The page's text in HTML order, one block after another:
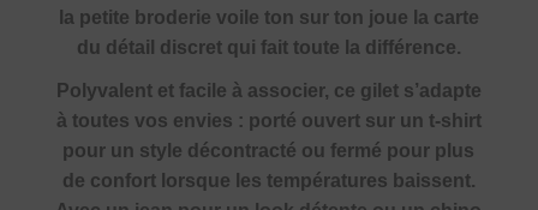
la petite broderie voile ton sur ton joue la carte
du détail discret qui fait toute la différence.
Polyvalent et facile à associer, ce gilet s’adapte
à toutes vos envies : porté ouvert sur un t-shirt
pour un style décontracté ou fermé pour plus
de confort lorsque les températures baissent.